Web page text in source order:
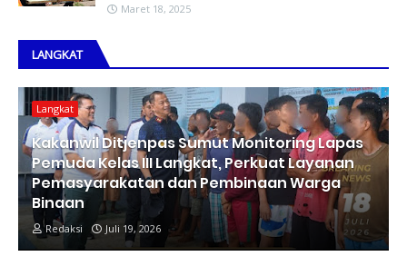
Maret 18, 2025
LANGKAT
Langkat
Kakanwil Ditjenpas Sumut Monitoring Lapas
Pemuda Kelas III Langkat, Perkuat Layanan
Pemasyarakatan dan Pembinaan Warga
Binaan
Redaksi Juli 19, 2026